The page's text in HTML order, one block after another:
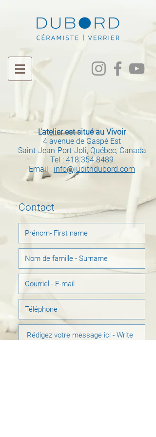
L'atelier est situé au Vivoir
4 avenue de Gaspé Est
Saint-Jean-Port-Joli, Québec, Canada
Tel : 418.354.8489
Email : info@judithdubord.com
Contact